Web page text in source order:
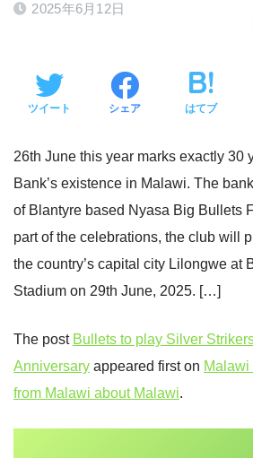
2025年6月12日
ツイート シェア はてブ
26th June this year marks exactly 30
Bank’s existence in Malawi. The
of Blantyre based Nyasa Big Bullets
part of the celebrations, the club will
the country’s capital city Lilongwe at
Stadium on 29th June, 2025. […]
The post Bullets to play Silver
Anniversary appeared first on
from Malawi about Malawi.